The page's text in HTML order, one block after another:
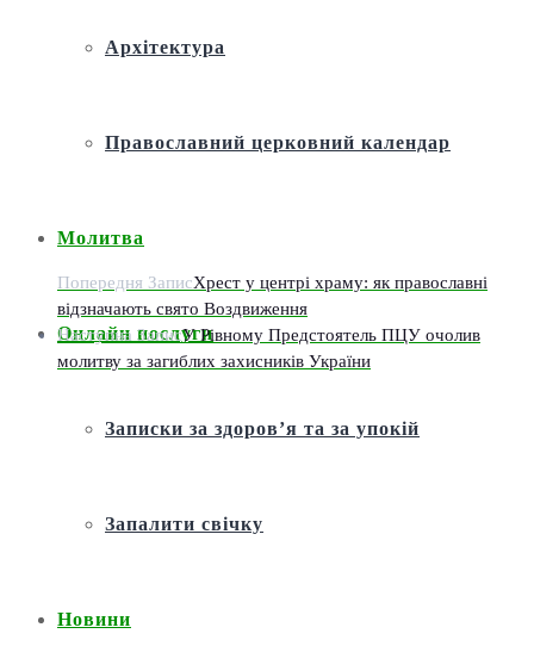
Архітектура
Православний церковний календар
Молитва
Онлайн послуги
Записки за здоров’я та за упокій
Запалити свічку
Новини
Попередня ЗаписХрест у центрі храму: як православні
відзначають свято Воздвиження
Наступна ЗаписУ Рівному Предстоятель ПЦУ очолив
молитву за загиблих захисників України